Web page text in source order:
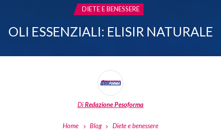
CATEGORIA:
DIETE E BENESSERE
OLI ESSENZIALI: ELISIR NATURALE
DiRedazione Pesoforma
Home Blog Diete e benessere